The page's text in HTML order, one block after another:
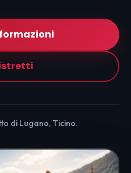
di Lugano, Ticino.